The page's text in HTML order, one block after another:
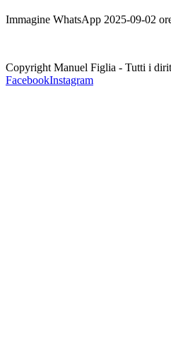
Immagine WhatsApp 2025-09-02
Copyright Manuel Figlia - Tutti i
FacebookInstagram